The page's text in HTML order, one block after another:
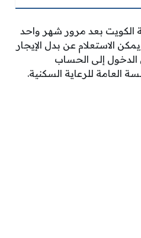
الكويت بعد مرور شهر واحد
الاستعلام عن بدل الإيجار
الدخول إلى الحساب
للرعاية السكنية.